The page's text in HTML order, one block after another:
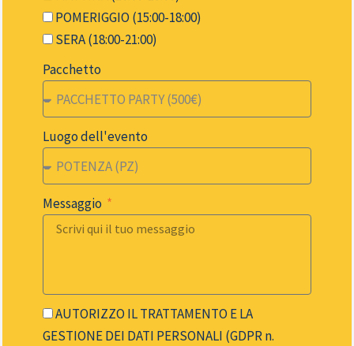
POMERIGGIO (15:00-18:00)
SERA (18:00-21:00)
Pacchetto
Luogo dell'evento
Messaggio
AUTORIZZO IL TRATTAMENTO E LA
GESTIONE DEI DATI PERSONALI (GDPR n.